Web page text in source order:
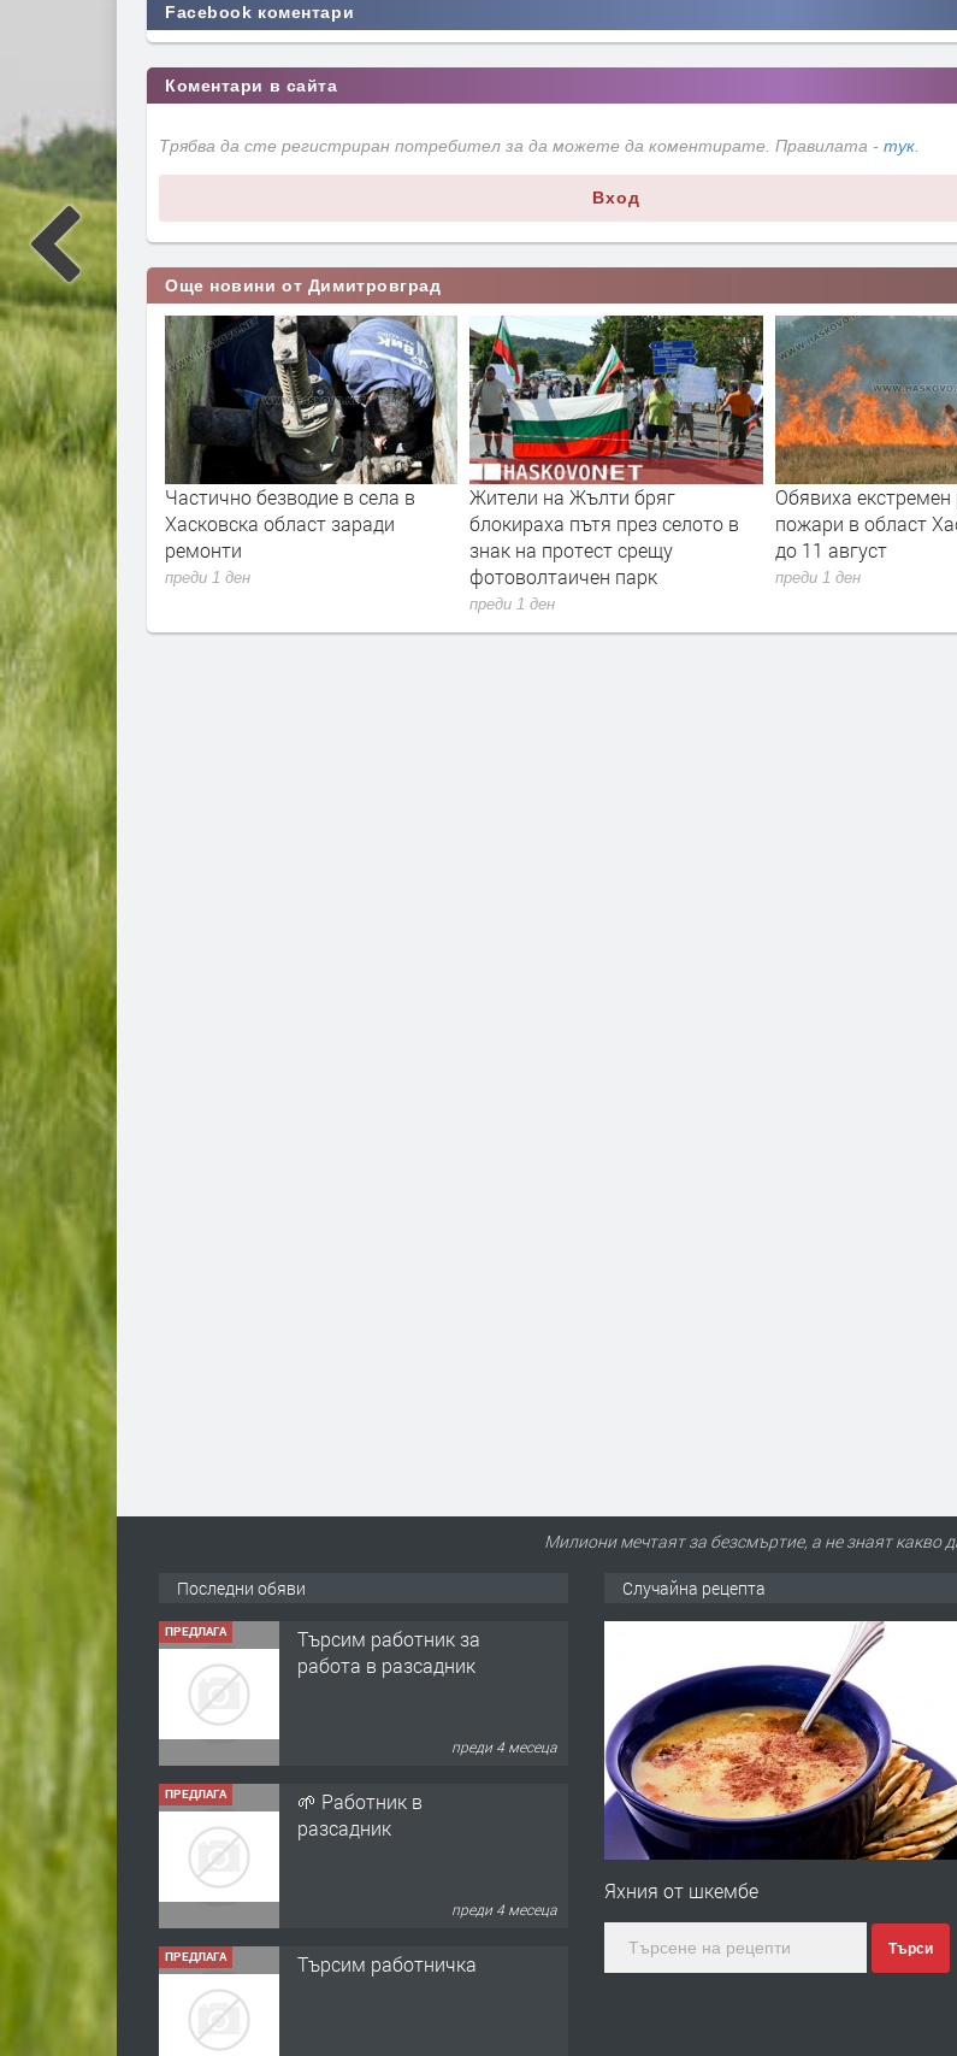
Facebook коментари
Коментари в сайта
Трябва да сте регистриран потребител за да можете да коментирате. Правилата - тук
Вход
Още новини от Димитровград
не отстъпва,
Частично безводие в села в
Хасковска област заради
ремонти
преди 1 ден
Жители на Жълти бряг
блокираха пътя през селото в
знак на протест срещу
фотоволтаичен парк
преди 1 ден
Обявиха екстремен
пожари в област
до 11 август
преди 1 ден
Милиони мечтаят за безсмъртие, а не знаят какво
Последни обяви
ПРЕДЛАГА
Търсим работник за
работа в разсадник
преди 4 месеца
ПРЕДЛАГА
🌱 Работник в
разсадник
преди 4 месеца
ПРЕДЛАГА Търсим работничка
Случайна рецепта
Яхния от шкембе
Търси